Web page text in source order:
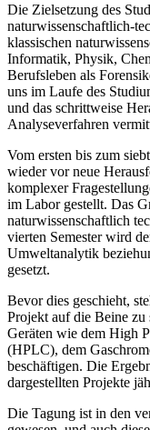
Die Zielsetzung des
naturwissenschaftlich-
klassischen
Informatik, Physik,
Berufsleben als
uns im Laufe des
und das schrittweise
Analyseverfahren
Vom ersten bis zum
wieder vor neue
komplexer
im Labor gestellt. Das
naturwissenschaftlich
vierten Semester wird
Umweltanalytik
gesetzt.
Bevor dies geschieht,
Projekt auf die Beine zu
Geräten wie dem High
(HPLC), dem
beschäftigen. Die
dargestellten Projekte
Die Tagung ist in den